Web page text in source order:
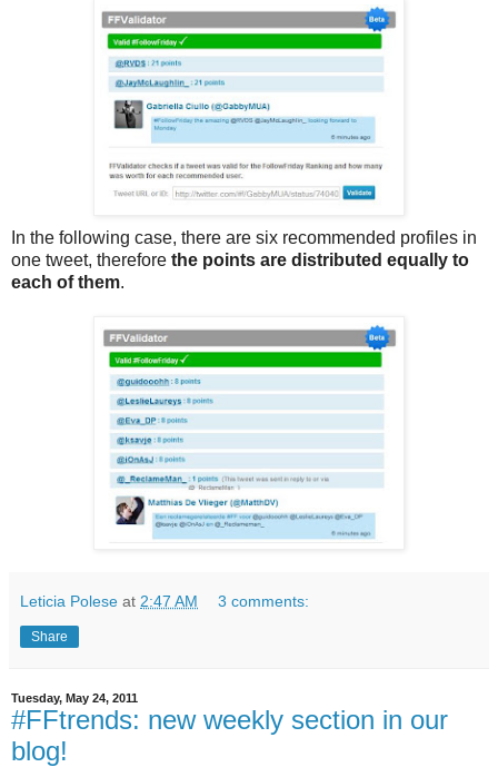
In the following case, there are six recommended profiles in
one tweet, therefore the points are distributed equally to
each of them.
Leticia Polese at 2:47 AM 3 comments:
Share
Tuesday, May 24, 2011
#FFtrends: new weekly section in our
blog!